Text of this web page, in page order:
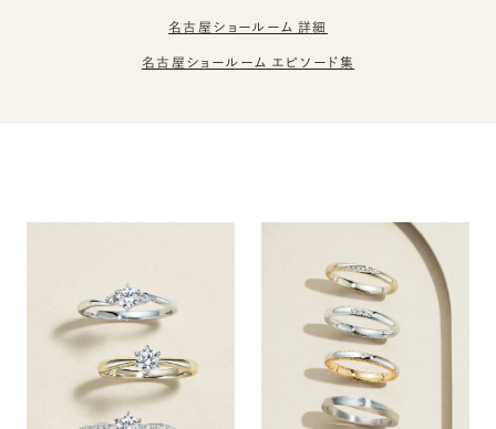
名古屋ショールーム 詳細
名古屋ショールーム エピソード集